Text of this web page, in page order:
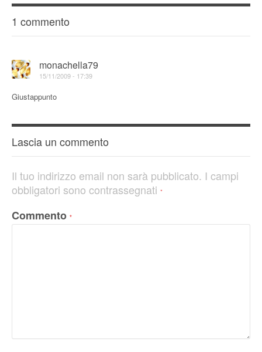
1 commento
monachella79
15/11/2009 - 17:39
Giustappunto
Lascia un commento
Il tuo indirizzo email non sarà pubblicato. I campi
obbligatori sono contrassegnati *
Commento *